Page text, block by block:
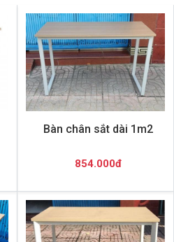
Bàn chân sắt dài 1m2
854.000đ